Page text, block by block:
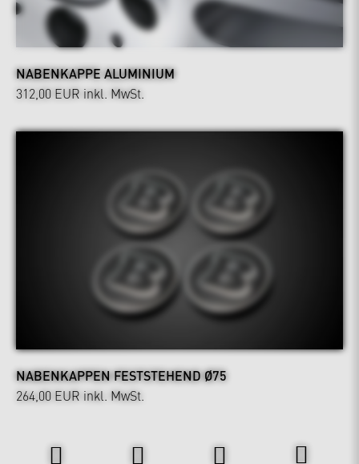
NABENKAPPE ALUMINIUM
312,00 EUR inkl. MwSt.
NABENKAPPEN FESTSTEHEND Ø75
264,00 EUR inkl. MwSt.